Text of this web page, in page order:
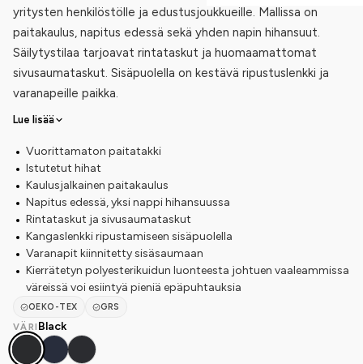
yritysten henkilöstölle ja edustusjoukkueille. Mallissa on
paitakaulus, napitus edessä sekä yhden napin hihansuut.
Säilytystilaa tarjoavat rintataskut ja huomaamattomat
sivusaumataskut. Sisäpuolella on kestävä ripustuslenkki ja
varanapeille paikka.
Lue lisää
Vuorittamaton paitatakki
Istutetut hihat
Kaulusjalkainen paitakaulus
Napitus edessä, yksi nappi hihansuussa
Rintataskut ja sivusaumataskut
Kangaslenkki ripustamiseen sisäpuolella
Varanapit kiinnitetty sisäsaumaan
Kierrätetyn polyesterikuidun luonteesta johtuen vaaleammissa
väreissä voi esiintyä pieniä epäpuhtauksia
OEKO-TEX
GRS
VÄRI Black